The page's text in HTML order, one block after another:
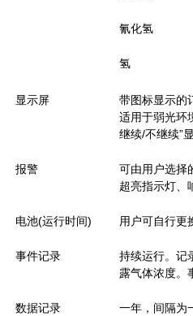
氰化氢
氢
显示屏
带图标显示的
适用于弱光环
继续/不继续”
报警
可由用户选择
超亮指示灯、
电池(运行时间) 用户可自行更
事件记录
持续运行。记
露气体浓度。
数据记录 一年，间隔为